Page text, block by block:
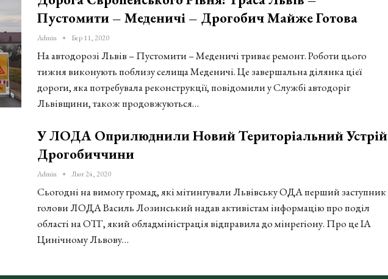
Пустомити – Меденичі – Дрогобич Майже Готова
Admin Бер 11, 2020
На автодорозі Львів – Пустомити – Меденичі триває ремонт. Роботи цього
тижня виконують поблизу селища Меденичі. Це завершальна ділянка цієї
дороги, яка потребувала реконструкції, повідомили у Службі автодоріг
Львівщини, також продовжуються…
У ЛОДА Оприлюднили Новий Територіальний Устрій
Дрогобиччини
Admin Лют 24, 2020
Сьогодні на вимогу громад, які мітингували Львівську ОДА перший заступник
голови ЛОДА Василь Лозинський надав активістам інформацію про поділ
області на ОТГ, який обладміністрація відправила до мінрегіону. Про це ІА
Цинічному Львову…